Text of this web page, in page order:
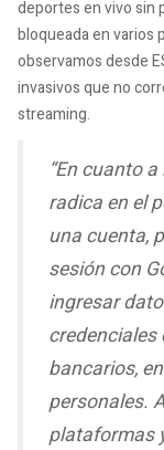
deportes en vivo sin
bloqueada en varios
observamos desde
invasivos que no
streaming.
“En cuanto
radica en el
una cuenta,
sesión con
ingresar
credenciales
bancarios,
personales.
plataformas